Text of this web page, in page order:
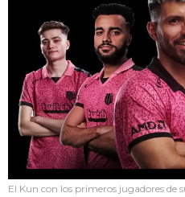
El Kun con los primeros jugadores de